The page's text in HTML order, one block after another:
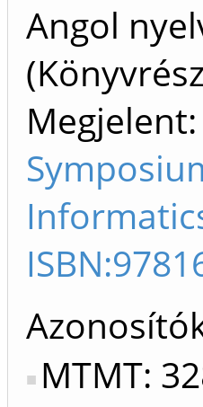
Angol
Megjelent:
MTMT: